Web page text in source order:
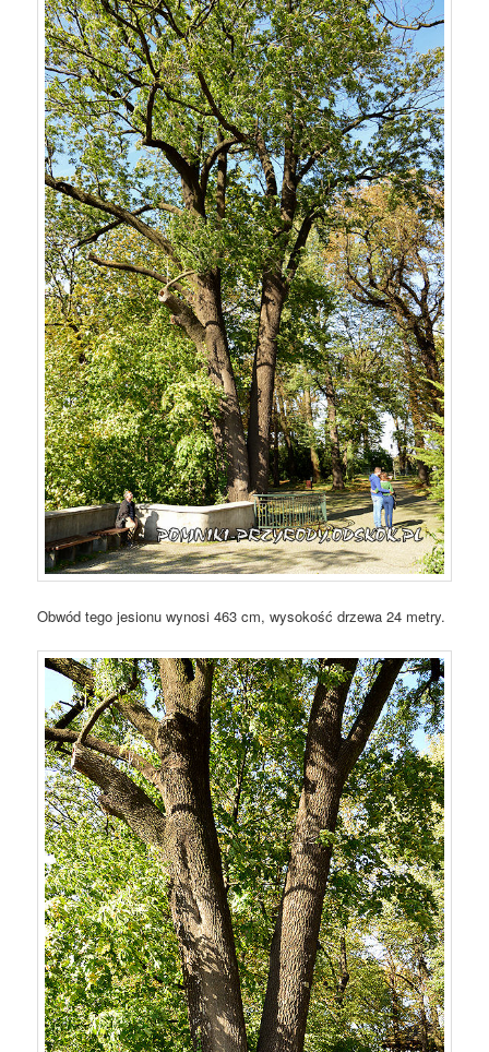
Obwód tego jesionu wynosi 463 cm, wysokość drzewa 24 metry.